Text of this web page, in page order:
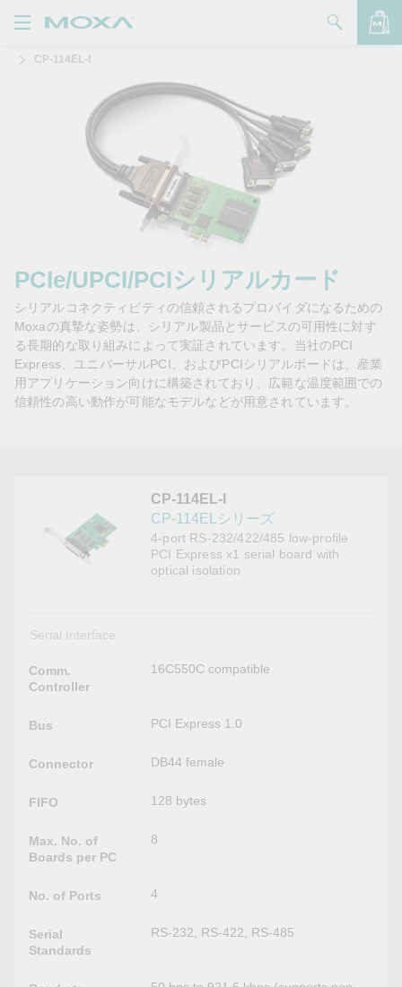
品
問い合わせ
ートナー・ゾーン
Moxa
CP-114EL-I
PCIe/UPCI/PCIシリアルカード
シリアルコネクティビティの信頼されるプロバイダになるための
Moxaの真摯な姿勢は、シリアル製品とサービスの可用性に対す
る長期的な取り組みによって実証されています。当社のPCI
Express、ユニバーサルPCI、およびPCIシリアルボードは、産業
用アプリケーション向けに構築されており、広範な温度範囲での
信頼性の高い動作が可能なモデルなどが用意されています。
CP-114EL-I
CP-114ELシリーズ
4-port RS-232/422/485 low-profile
PCI Express x1 serial board with
optical isolation
Serial Interface
Comm.
Controller
16C550C compatible
Bus PCI Express 1.0
Connector DB44 female
FIFO 128 bytes
Max. No. of
Boards per PC
8
No. of Ports 4
Serial
Standards
RS-232, RS-422, RS-485
バッグを見る